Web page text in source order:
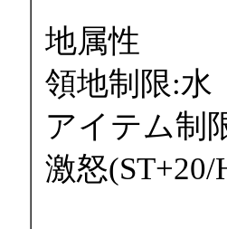
地属性
領地制限:水
アイテム制
激怒(ST+20/